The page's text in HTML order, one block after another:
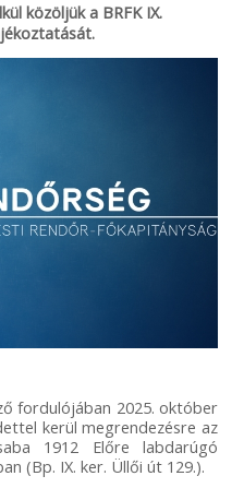
közöljük a BRFK IX.
fordulójában 2025. október
kerül megrendezésre az
1912 Előre labdarúgó
(Bp. IX. ker. Üllői út 129.).